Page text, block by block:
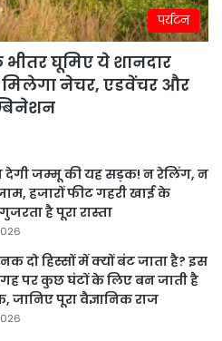
पर्यटन
घूमिए ये शानदार
मिलेगा नेचर, एडवेंचर और
देगी जम्मू की यह सड़क! न रेलिंग, न
हजारों फीट गहरी खाई के
है पूरा रास्ता
दो हिस्सों में क्यों बंट जाता है? इस
पर कुछ घंटों के लिए बन जाती है
पूरा वैज्ञानिक राज